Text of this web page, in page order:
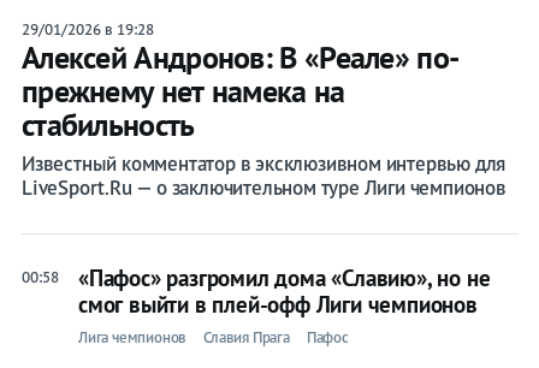
29/01/2026 в 19:28
Алексей Андронов: В «Реале» по-
прежнему нет намека на
стабильность
Известный комментатор в эксклюзивном интервью для
LiveSport.Ru — о заключительном туре Лиги чемпионов
00:58
«Пафос» разгромил дома «Славию», но не
смог выйти в плей-офф Лиги чемпионов
Лига чемпионов Славия Прага Пафос